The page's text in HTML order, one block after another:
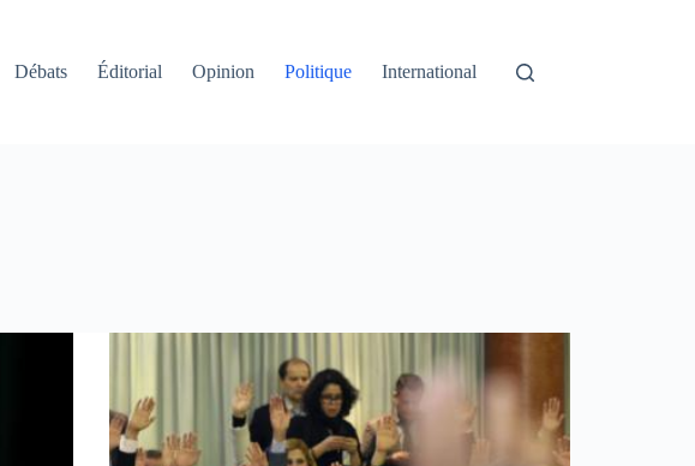
Débats Éditorial Opinion Politique International